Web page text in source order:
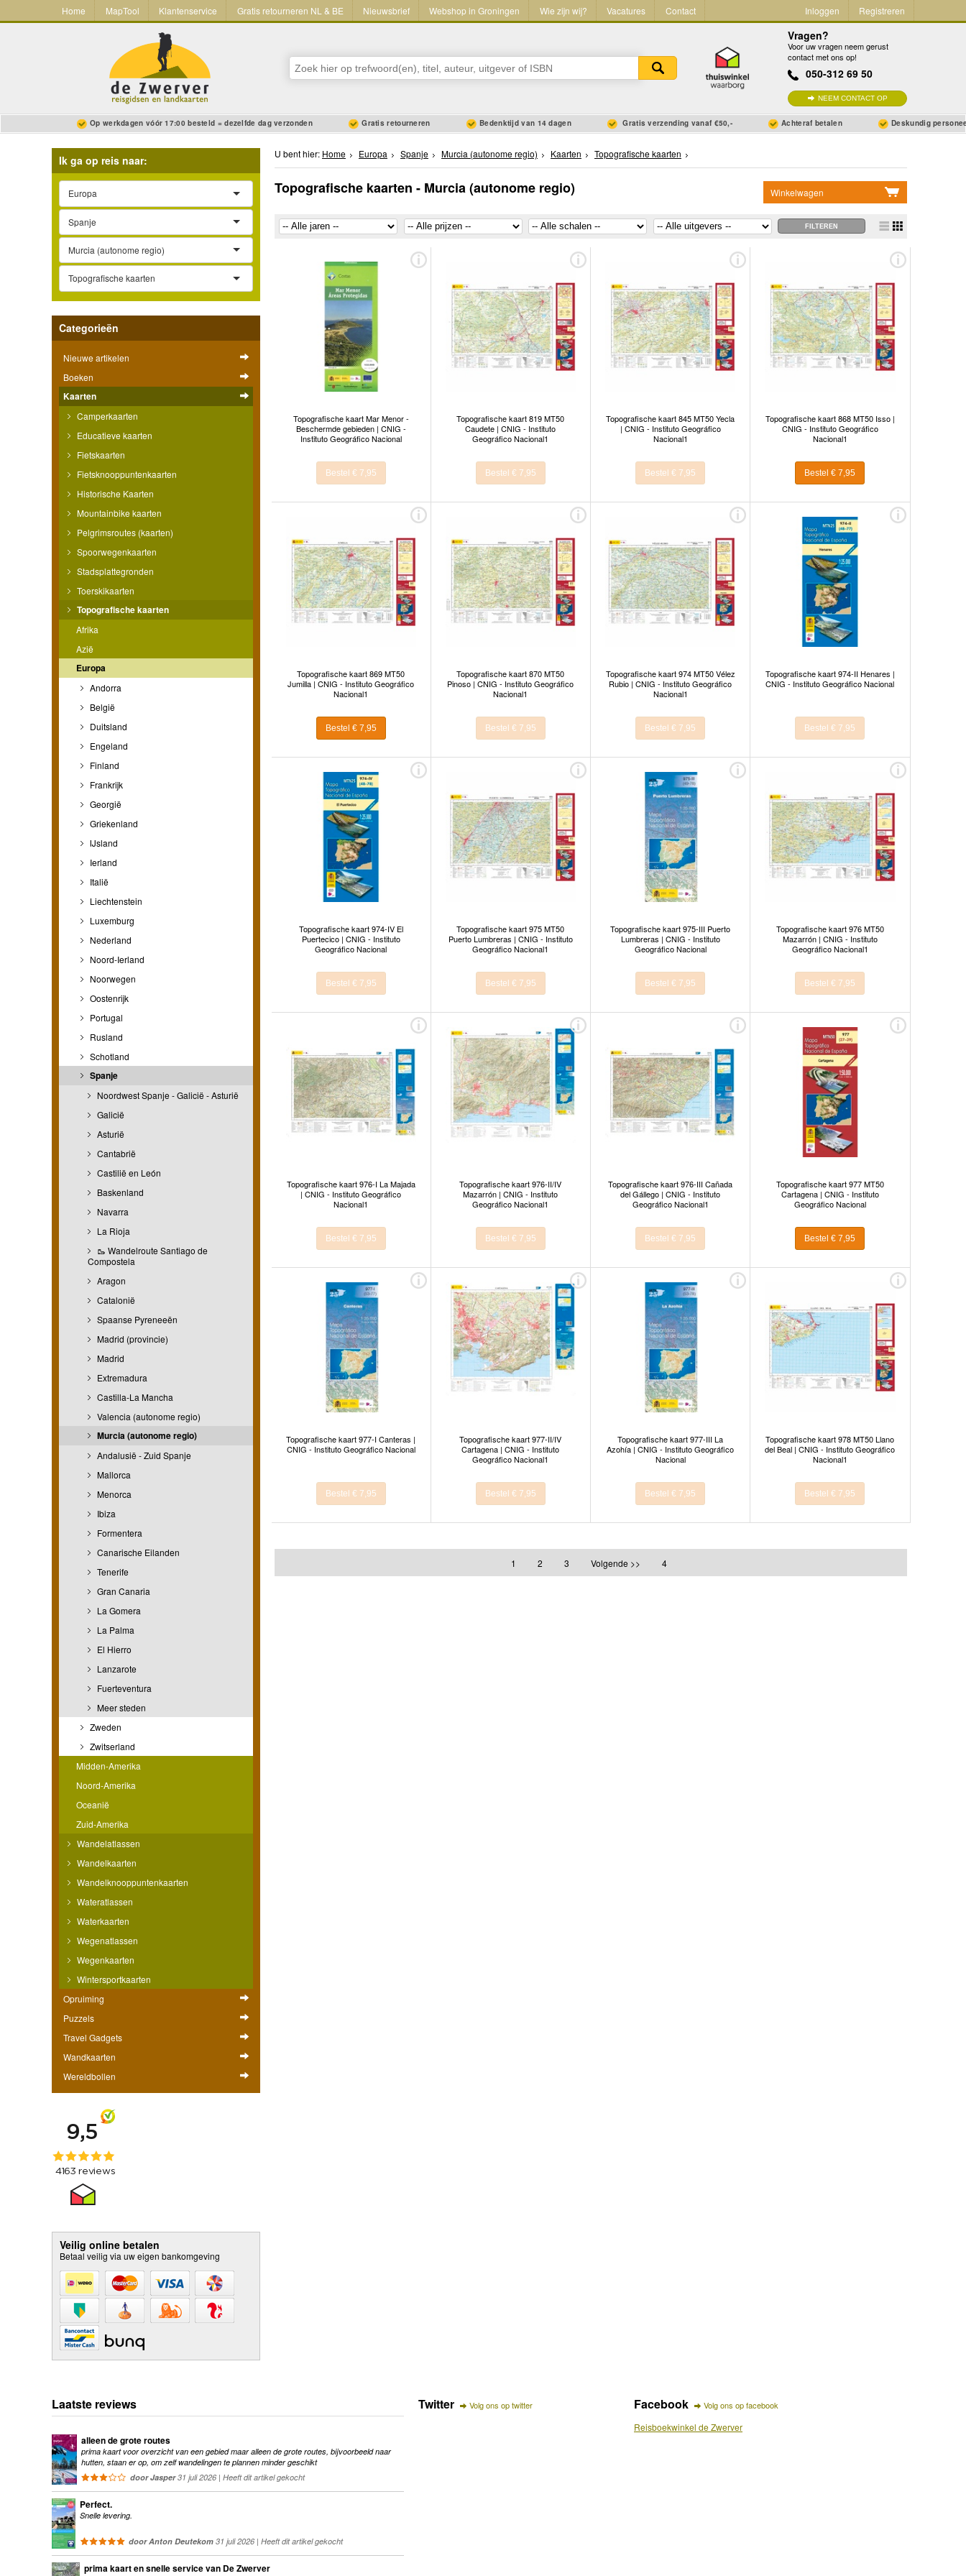
Home MapTool Klantenservice Gratis retourneren NL & BE Nieuwsbrief Webshop in Groningen Wie zijn wij? Vacatures Contact Inloggen Registreren
Vragen?
Voor uw vragen neem gerust
contact met ons op!
050-312 69 50
NEEM CONTACT OP
Op werkdagen vóór 17:00 besteld = dezelfde dag verzonden Gratis retourneren Bedenktijd van 14 dagen Gratis verzending vanaf €50,- Achteraf betalen Deskundig
Ik ga op reis naar:
Europa
Spanje
Murcia (autonome regio)
Topografische kaarten
Categorieën
Nieuwe artikelen
Boeken
Kaarten
Camperkaarten
Educatieve kaarten
Fietskaarten
Fietsknooppuntenkaarten
Historische Kaarten
Mountainbike kaarten
Pelgrimsroutes (kaarten)
Spoorwegenkaarten
Stadsplattegronden
Toerskikaarten
Topografische kaarten
Afrika
Azië
Europa
Andorra
België
Duitsland
Engeland
Finland
Frankrijk
Georgië
Griekenland
IJsland
Ierland
Italië
Liechtenstein
Luxemburg
Nederland
Noord-Ierland
Noorwegen
Oostenrijk
Portugal
Rusland
Schotland
Spanje
Noordwest Spanje - Galicië - Asturië
Galicië
Asturië
Cantabrië
Castilië en León
Baskenland
Navarra
La Rioja
🥾 Wandelroute Santiago de
Compostela
Aragon
Catalonië
Spaanse Pyreneeën
Madrid (provincie)
Madrid
Extremadura
Castilla-La Mancha
Valencia (autonome regio)
Murcia (autonome regio)
Andalusië - Zuid Spanje
Mallorca
Menorca
Ibiza
Formentera
Canarische Eilanden
Tenerife
Gran Canaria
La Gomera
La Palma
El Hierro
Lanzarote
Fuerteventura
Meer steden
Zweden
Zwitserland
Midden-Amerika
Noord-Amerika
Oceanië
Zuid-Amerika
Wandelatlassen
Wandelkaarten
Wandelknooppuntenkaarten
Wateratlassen
Waterkaarten
Wegenatlassen
Wegenkaarten
Wintersportkaarten
Opruiming
Puzzels
Travel Gadgets
Wandkaarten
Wereldbollen
Veilig online betalen
Betaal veilig via uw eigen bankomgeving
U bent hier: Home Europa Spanje Murcia (autonome regio) Kaarten Topografische kaarten
Winkelwagen
Ga naar winkelwagen
Topografische kaarten - Murcia (autonome regio)
Topografische kaart Mar Menor -
Beschermde gebieden | CNIG -
Instituto Geográfico Nacional
Bestel € 7,95
Topografische kaart 819 MT50
Caudete | CNIG - Instituto
Geográfico Nacional1
Bestel € 7,95
Topografische kaart 845 MT50 Yecla
| CNIG - Instituto Geográfico
Nacional1
Bestel € 7,95
Topografische kaart 868 MT50 Isso |
CNIG - Instituto Geográfico
Nacional1
Bestel € 7,95
Topografische kaart 869 MT50
Jumilla | CNIG - Instituto Geográfico
Nacional1
Bestel € 7,95
Topografische kaart 870 MT50
Pinoso | CNIG - Instituto Geográfico
Nacional1
Bestel € 7,95
Topografische kaart 974 MT50 Vélez
Rubio | CNIG - Instituto Geográfico
Nacional1
Bestel € 7,95
Topografische kaart 974-II Henares |
CNIG - Instituto Geográfico Nacional
Bestel € 7,95
Topografische kaart 974-IV El
Puertecico | CNIG - Instituto
Geográfico Nacional
Bestel € 7,95
Topografische kaart 975 MT50
Puerto Lumbreras | CNIG - Instituto
Geográfico Nacional1
Bestel € 7,95
Topografische kaart 975-III Puerto
Lumbreras | CNIG - Instituto
Geográfico Nacional
Bestel € 7,95
Topografische kaart 976 MT50
Mazarrón | CNIG - Instituto
Geográfico Nacional1
Bestel € 7,95
Topografische kaart 976-I La Majada
| CNIG - Instituto Geográfico
Nacional1
Bestel € 7,95
Topografische kaart 976-II/IV
Mazarrón | CNIG - Instituto
Geográfico Nacional1
Bestel € 7,95
Topografische kaart 976-III Cañada
del Gállego | CNIG - Instituto
Geográfico Nacional1
Bestel € 7,95
Topografische kaart 977 MT50
Cartagena | CNIG - Instituto
Geográfico Nacional
Bestel € 7,95
Topografische kaart 977-I Canteras |
CNIG - Instituto Geográfico Nacional
Bestel € 7,95
Topografische kaart 977-II/IV
Cartagena | CNIG - Instituto
Geográfico Nacional1
Bestel € 7,95
Topografische kaart 977-III La
Azohía | CNIG - Instituto Geográfico
Nacional
Bestel € 7,95
Topografische kaart 978 MT50 Llano
del Beal | CNIG - Instituto Geográfico
Nacional1
Bestel € 7,95
1 2 3 Volgende >> 4
Laatste reviews
alleen de grote routes
prima kaart voor overzicht van een gebied maar alleen de grote routes, bijvoorbeeld naar
hutten, staan er op, om zelf wandelingen te plannen minder geschikt
door Jasper31 juli 2026 | Heeft dit artikel gekocht
Perfect.
Snelle levering.
door Anton Deutekom 31 juli 2026 | Heeft dit artikel gekocht
prima kaart en snelle service van De Zwerver
Twitter Volg ons op twitter Facebook Volg ons op facebook
Reisboekwinkel de Zwerver